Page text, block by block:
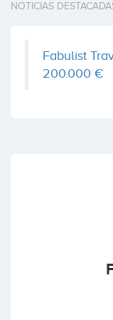
NOTICIAS
Fabulist
200.000 €